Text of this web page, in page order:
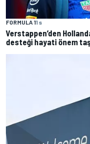
FORMULA 11 s
Verstappen’den
desteği hayati önem